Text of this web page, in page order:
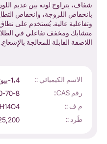
شفاف، يتراوح لونه بين عديم
بانخفاض اللزوجة، وانخفاض
وتفاعلية عالية. يُستخدم على
متشابك ومخفف تفاعلي في
اللاصقة القابلة للمعالجة بالإشعاع.
الاسم الكيميائي ::
1،4-بيوتانديل ثنائي أكريلات
رقم CAS::
70-8
م ف ::
طَرد ::
25,200 كجم/